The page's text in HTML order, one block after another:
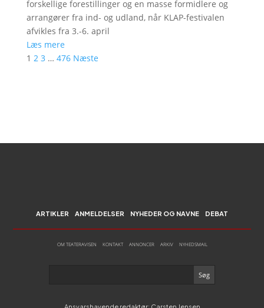
forskellige forestillinger og en masse formidlere og
arrangører fra ind- og udland, når KLAP-festivalen
afvikles fra 3.-6. april
Læs mere
1 2 3 … 476 Næste
ARTIKLER ANMELDELSER NYHEDER OG NAVNE DEBAT
OM TEATERAVISEN KONTAKT ANNONCER ARKIV NYHEDSMAIL
Ansvarshavende redaktør: Carsten Jensen